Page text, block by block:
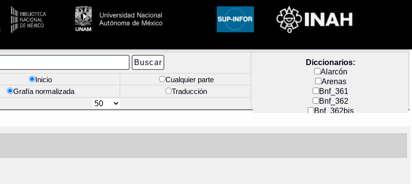
Diccionarios:
Alarcón
Arenas
Bnf_361
Bnf_362
Bnf_362bis
Docs_México
Inicio
Cualquier parte
Grafía normalizada
Traducción